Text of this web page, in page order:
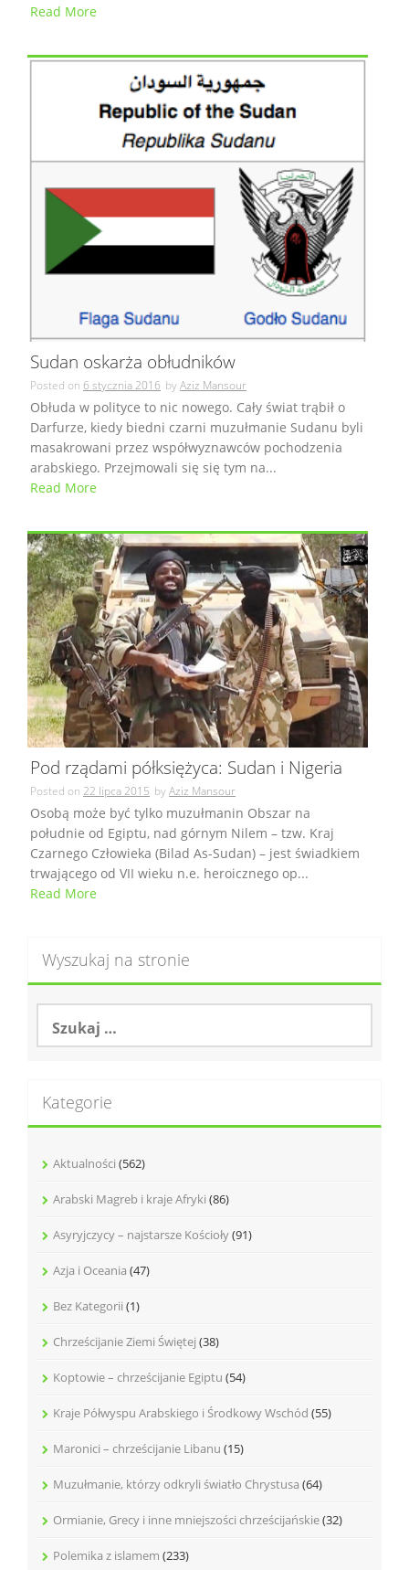
Read More
Sudan oskarża obłudników
Posted on 6 stycznia 2016 byAziz Mansour
Obłuda w polityce to nic nowego. Cały świat trąbił o
Darfurze, kiedy biedni czarni muzułmanie Sudanu byli
masakrowani przez współwyznawców pochodzenia
arabskiego. Przejmowali się się tym na...
Read More
Pod rządami półksiężyca: Sudan i Nigeria
Posted on 22 lipca 2015 byAziz Mansour
Osobą może być tylko muzułmanin Obszar na
południe od Egiptu, nad górnym Nilem – tzw. Kraj
Czarnego Człowieka (Bilad As-Sudan) – jest świadkiem
trwającego od VII wieku n.e. heroicznego op...
Read More
Wyszukaj na stronie
u
:
Kategorie
Aktualności (562)
Arabski Magreb i kraje Afryki (86)
Asyryjczycy – najstarsze Kościoły(91)
Azja i Oceania (47)
Bez Kategorii (1)
Chrześcijanie Ziemi Świętej (38)
Koptowie – chrześcijanie Egiptu (54)
Kraje Półwyspu Arabskiego i Środkowy Wschód (55)
Maronici – chrześcijanie Libanu (15)
Muzułmanie, którzy odkryli światło Chrystusa (64)
Ormianie, Grecy i inne mniejszości chrześcijańskie(32)
Polemika z islamem (233)